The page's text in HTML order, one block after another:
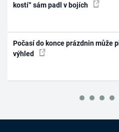
kostí“ sám padl v bojích
Počasí do konce prázdnin může
výhled